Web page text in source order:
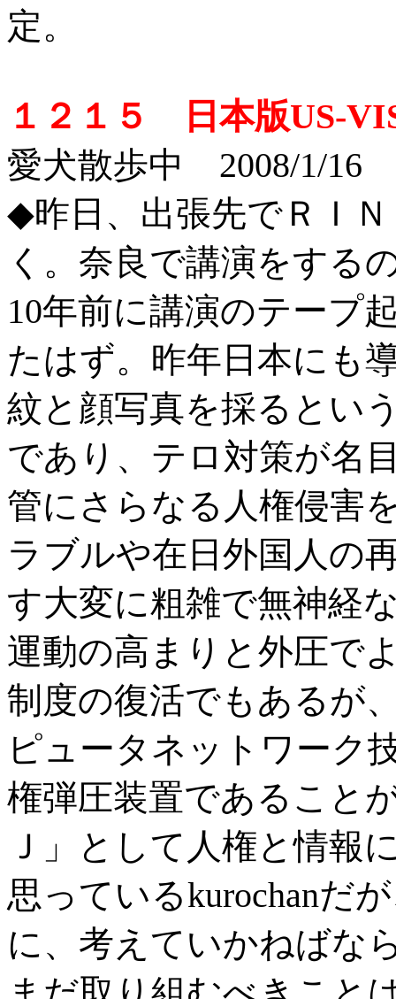
定。
１２１５ 日本版US-
愛犬散歩中 2008/1/
◆昨日、出張先でＲＩ
く。奈良で講演をする
10年前に講演のテープ
たはず。昨年日本にも
紋と顔写真を採るとい
であり、テロ対策が名
管にさらなる人権侵害
ラブルや在日外国人の
す大変に粗雑で無神経
運動の高まりと外圧で
制度の復活でもあるが
ピュータネットワーク
権弾圧装置であること
Ｊ」として人権と情報
思っているkurochanだ
に、考えていかねばな